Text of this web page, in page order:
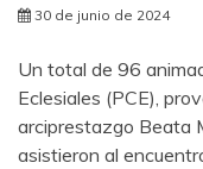
30 de junio de 2024
Un total de 96
Eclesiales (PCE),
arciprestazgo Beata
asistieron al